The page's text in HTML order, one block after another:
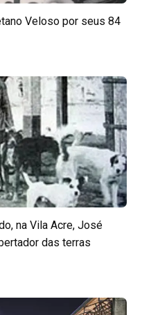
Veloso por seus 84
na Vila Acre, José
das terras